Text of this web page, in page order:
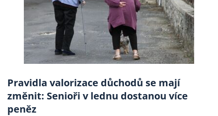
Pravidla valorizace důchodů se mají
změnit: Senioři v lednu dostanou více
peněz